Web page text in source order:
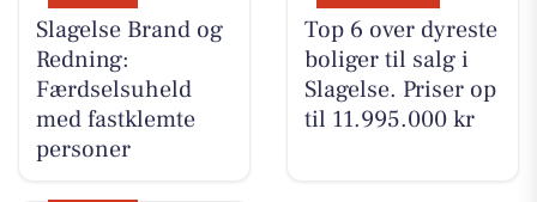
Slagelse Brand og
Redning:
Færdselsuheld
med fastklemte
personer
Top 6 over dyreste
boliger til salg i
Slagelse. Priser op
til 11.995.000 kr